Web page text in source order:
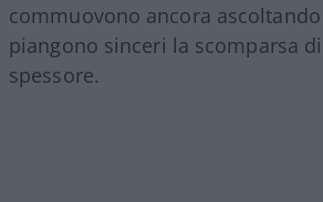
commuovono ancora
piangono sinceri la scomparsa
spessore.